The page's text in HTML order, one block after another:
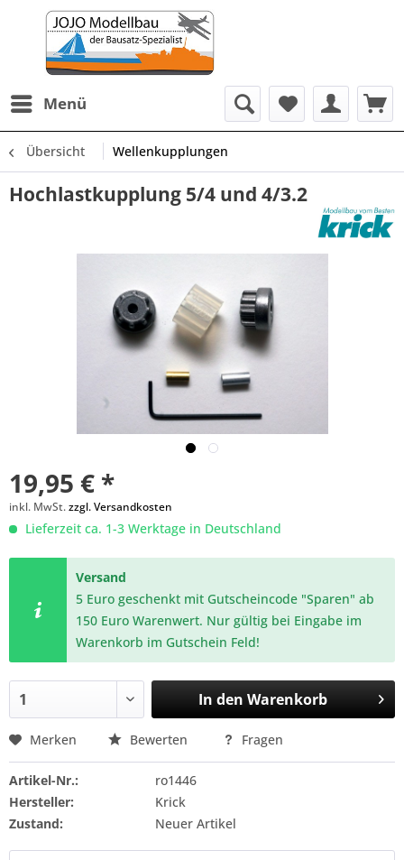
Menü
Übersicht Wellenkupplungen
Hochlastkupplung 5/4 und 4/3.2
19,95 € *
inkl. MwSt.zzgl. Versandkosten
Lieferzeit ca. 1-3 Werktage in Deutschland
Versand
5 Euro geschenkt mit Gutscheincode "Sparen" ab
150 Euro Warenwert. Nur gültig bei Eingabe im
Warenkorb im Gutschein Feld!
In den Warenkorb
Merken Bewerten Fragen
Artikel-Nr.:
ro1446
Hersteller:
Krick
Zustand:
Neuer Artikel